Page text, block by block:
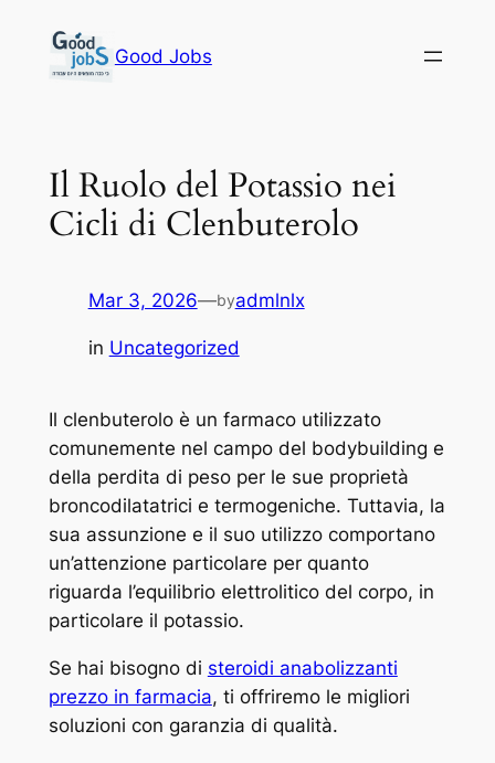
content
Good Jobs
Il Ruolo del Potassio nei
Cicli di Clenbuterolo
Mar 3, 2026—byadmlnlx
in Uncategorized
Il clenbuterolo è un farmaco utilizzato
comunemente nel campo del bodybuilding e
della perdita di peso per le sue proprietà
broncodilatatrici e termogeniche. Tuttavia, la
sua assunzione e il suo utilizzo comportano
un’attenzione particolare per quanto
riguarda l’equilibrio elettrolitico del corpo, in
particolare il potassio.
Se hai bisogno di steroidi anabolizzanti
prezzo in farmacia, ti offriremo le migliori
soluzioni con garanzia di qualità.